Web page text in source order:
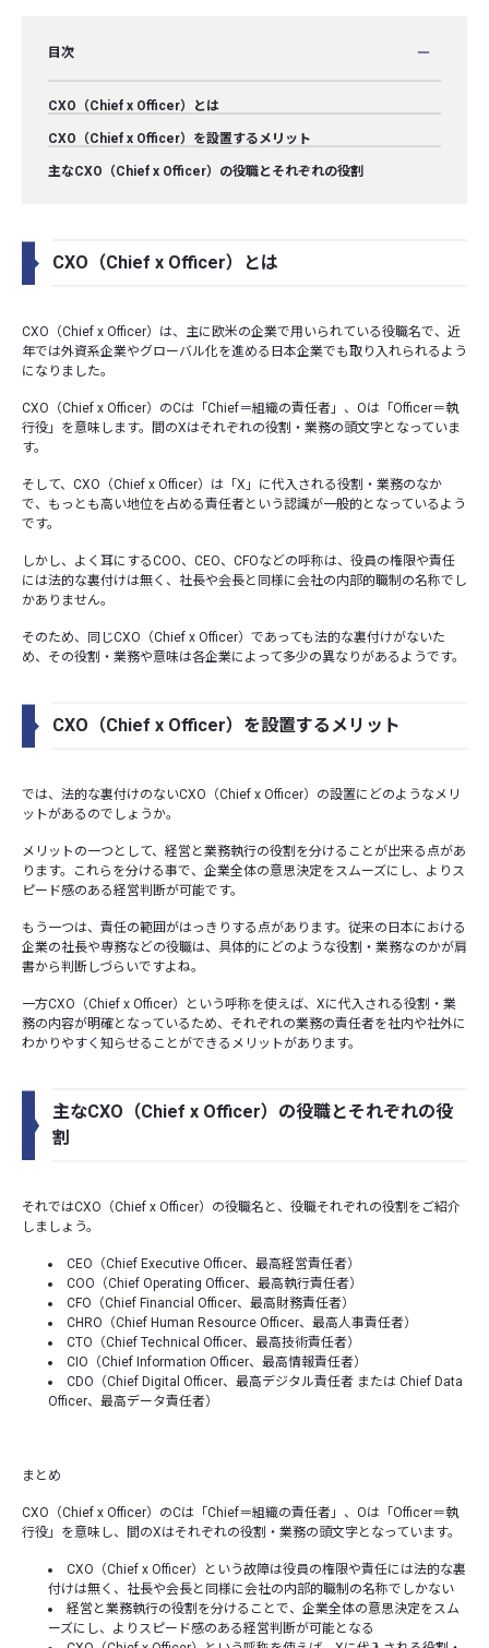
目次
CXO（Chief x Officer）とは
CXO（Chief x Officer）を設置するメリット
主なCXO（Chief x Officer）の役職とそれぞれの役割
CXO（Chief x Officer）とは
CXO（Chief x Officer）は、主に欧米の企業で用いられている役職名で、近
年では外資系企業やグローバル化を進める日本企業でも取り入れられるよう
になりました。
CXO（Chief x Officer）のCは「Chief＝組織の責任者」、Oは「Officer＝執
行役」を意味します。間のXはそれぞれの役割・業務の頭文字となっていま
す。
そして、CXO（Chief x Officer）は「X」に代入される役割・業務のなか
で、もっとも高い地位を占める責任者という認識が一般的となっているよう
です。
しかし、よく耳にするCOO、CEO、CFOなどの呼称は、役員の権限や責任
には法的な裏付けは無く、社長や会長と同様に会社の内部的職制の名称でし
かありません。
そのため、同じCXO（Chief x Officer）であっても法的な裏付けがないた
め、その役割・業務や意味は各企業によって多少の異なりがあるようです。
CXO（Chief x Officer）を設置するメリット
では、法的な裏付けのないCXO（Chief x Officer）の設置にどのようなメリ
ットがあるのでしょうか。
メリットの一つとして、経営と業務執行の役割を分けることが出来る点があ
ります。これらを分ける事で、企業全体の意思決定をスムーズにし、よりス
ピード感のある経営判断が可能です。
もう一つは、責任の範囲がはっきりする点があります。従来の日本における
企業の社長や専務などの役職は、具体的にどのような役割・業務なのかが肩
書から判断しづらいですよね。
一方CXO（Chief x Officer）という呼称を使えば、Xに代入される役割・業
務の内容が明確となっているため、それぞれの業務の責任者を社内や社外に
わかりやすく知らせることができるメリットがあります。
主なCXO（Chief x Officer）の役職とそれぞれの役
割
それではCXO（Chief x Officer）の役職名と、役職それぞれの役割をご紹介
しましょう。
CEO（Chief Executive Officer、最高経営責任者）
COO（Chief Operating Officer、最高執行責任者）
CFO（Chief Financial Officer、最高財務責任者）
CHRO（Chief Human Resource Officer、最高人事責任者）
CTO（Chief Technical Officer、最高技術責任者）
CIO（Chief Information Officer、最高情報責任者）
CDO（Chief Digital Officer、最高デジタル責任者 または Chief Data
Officer、最高データ責任者）
まとめ
CXO（Chief x Officer）のCは「Chief＝組織の責任者」、Oは「Officer＝執
行役」を意味し、間のXはそれぞれの役割・業務の頭文字となっています。
CXO（Chief x Officer）という故障は役員の権限や責任には法的な裏
付けは無く、社長や会長と同様に会社の内部的職制の名称でしかない
経営と業務執行の役割を分けることで、企業全体の意思決定をスム
ーズにし、よりスピード感のある経営判断が可能となる